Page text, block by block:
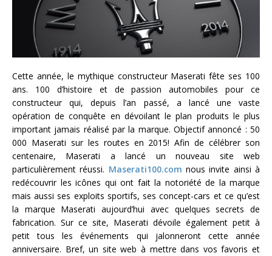
Cette année, le mythique constructeur Maserati fête ses 100
ans. 100 d’histoire et de passion automobiles pour ce
constructeur qui, depuis l’an passé, a lancé une vaste
opération de conquête en dévoilant le plan produits le plus
important jamais réalisé par la marque. Objectif annoncé : 50
000 Maserati sur les routes en 2015! Afin de célébrer son
centenaire, Maserati a lancé un nouveau site web
particulièrement réussi. Maserati100.com nous invite ainsi à
redécouvrir les icônes qui ont fait la notoriété de la marque
mais aussi ses exploits sportifs, ses concept-cars et ce qu’est
la marque Maserati aujourd’hui avec quelques secrets de
fabrication. Sur ce site, Maserati dévoile également petit à
petit tous les événements qui jalonneront cette année
anniversaire. Bref, un site web à mettre dans vos favoris et